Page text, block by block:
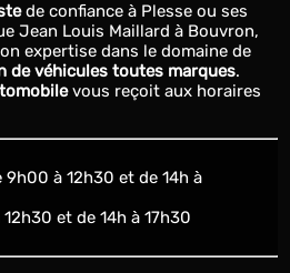
de confiance à Plesse ou ses
Jean Louis Maillard à Bouvron,
expertise dans le domaine de
de véhicules toutes marques.
vous reçoit aux horaires
et de 14h à 17h30